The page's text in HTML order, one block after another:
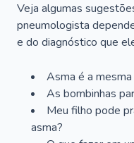
Veja algumas
pneumologista
e do diagnóstico que
Asma é a
As bombinhas
Meu filho pode
asma?